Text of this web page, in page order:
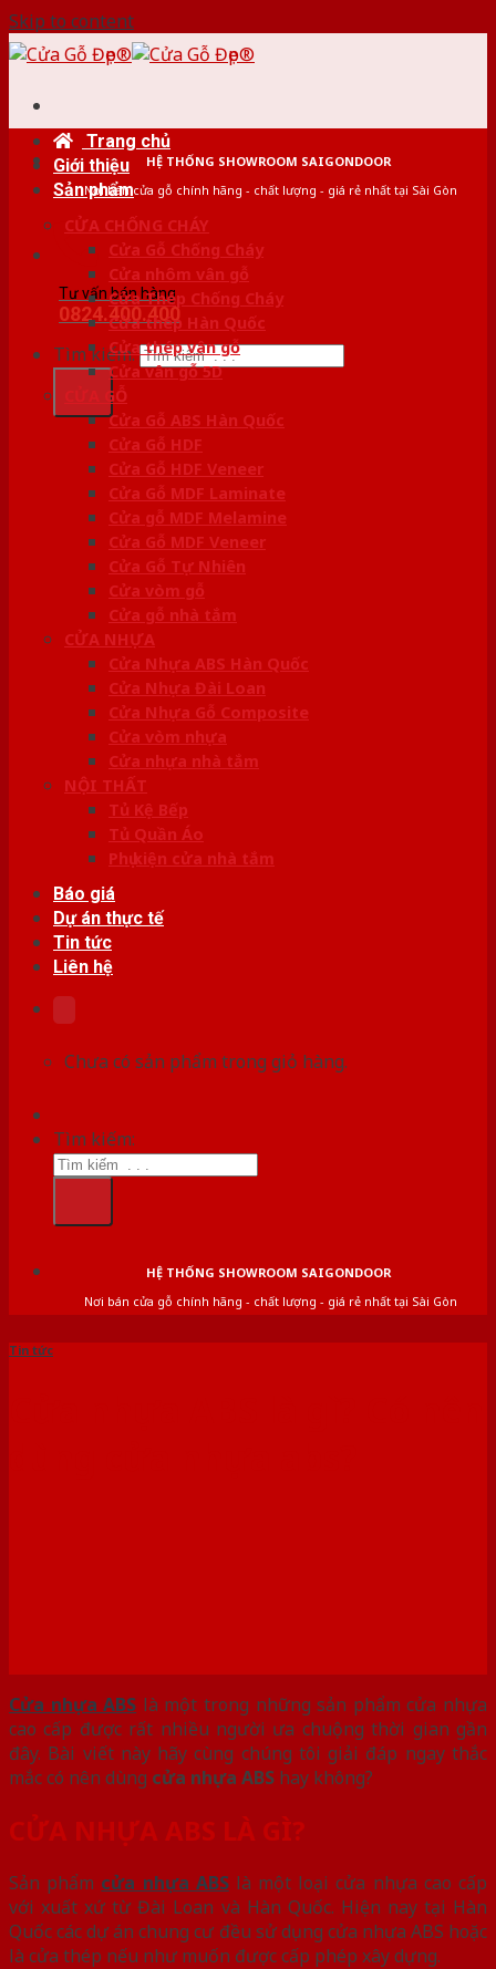
Skip to content
HỆ THỐNG SHOWROOM SAIGONDOOR
Nơi bán cửa gỗ chính hãng - chất lượng - giá rẻ nhất tại Sài Gòn
Tư vấn bán hàng
0824.400.400
Tìm kiếm:
Trang chủ
Giới thiệu
Sản phẩm
CỬA CHỐNG CHÁY
Cửa Gỗ Chống Cháy
Cửa nhôm vân gỗ
Cửa Thép Chống Cháy
Cửa thép Hàn Quốc
Cửa thép vân gỗ
Cửa vân gỗ 5D
CỬA GỖ
Cửa Gỗ ABS Hàn Quốc
Cửa Gỗ HDF
Cửa Gỗ HDF Veneer
Cửa Gỗ MDF Laminate
Cửa gỗ MDF Melamine
Cửa Gỗ MDF Veneer
Cửa Gỗ Tự Nhiên
Cửa vòm gỗ
Cửa gỗ nhà tắm
CỬA NHỰA
Cửa Nhựa ABS Hàn Quốc
Cửa Nhựa Đài Loan
Cửa Nhựa Gỗ Composite
Cửa vòm nhựa
Cửa nhựa nhà tắm
NỘI THẤT
Tủ Kệ Bếp
Tủ Quần Áo
Phụ kiện cửa nhà tắm
Báo giá
Dự án thực tế
Tin tức
Liên hệ
Chưa có sản phẩm trong giỏ hàng.
Tìm kiếm:
HỆ THỐNG SHOWROOM SAIGONDOOR
Nơi bán cửa gỗ chính hãng - chất lượng - giá rẻ nhất tại Sài Gòn
Tin tức
Cửa nhựa ABS là một trong những sản phẩm cửa nhựa
cao cấp được rất nhiều người ưa chuộng thời gian gần
đây. Bài viết này hãy cùng chúng tôi giải đáp ngay thắc
mắc có nên dùng cửa nhựa ABS hay không?
CỬA NHỰA ABS LÀ GÌ?
Sản phẩm cửa nhựa ABSlà một loại cửa nhựa cao cấp
với xuất xứ từ Đài Loan và Hàn Quốc. Hiện nay tại Hàn
Quốc các dự án chung cư đều sử dụng cửa nhựa ABS hoặc
là cửa thép nếu như muốn được cấp phép xây dựng.